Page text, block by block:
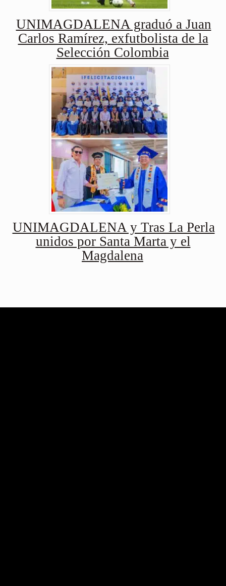
UNIMAGDALENA graduó a Juan
Carlos Ramírez, exfutbolista de la
Selección Colombia
UNIMAGDALENA y Tras La Perla
unidos por Santa Marta y el
Magdalena